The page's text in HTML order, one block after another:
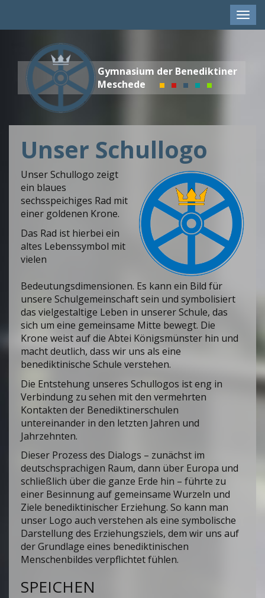
Gymnasium der Benediktiner
Meschede
Unser Schullogo
Unser Schullogo zeigt
ein blaues
sechsspeichiges Rad mit
einer goldenen Krone.
Das Rad ist hierbei ein
altes Lebenssymbol mit
vielen
Bedeutungsdimensionen. Es kann ein Bild für
unsere Schulgemeinschaft sein und symbolisiert
das vielgestaltige Leben in unserer Schule, das
sich um eine gemeinsame Mitte bewegt. Die
Krone weist auf die Abtei Königsmünster hin und
macht deutlich, dass wir uns als eine
benediktinische Schule verstehen.
Die Entstehung unseres Schullogos ist eng in
Verbindung zu sehen mit den vermehrten
Kontakten der Benediktinerschulen
untereinander in den letzten Jahren und
Jahrzehnten.
Dieser Prozess des Dialogs – zunächst im
deutschsprachigen Raum, dann über Europa und
schließlich über die ganze Erde hin – führte zu
einer Besinnung auf gemeinsame Wurzeln und
Ziele benediktinischer Erziehung. So kann man
unser Logo auch verstehen als eine symbolische
Darstellung des Erziehungsziels, dem wir uns auf
der Grundlage eines benediktinischen
Menschenbildes verpflichtet fühlen.
SPEICHEN